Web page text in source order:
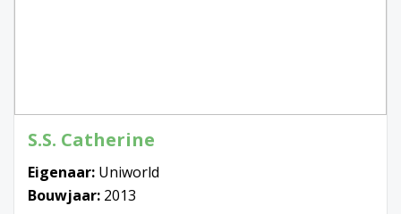
S.S. Catherine
Eigenaar: Uniworld
Bouwjaar: 2013